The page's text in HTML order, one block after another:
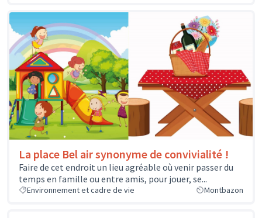
La place Bel air synonyme de convivialité !
Faire de cet endroit un lieu agréable où venir passer du
temps en famille ou entre amis, pour jouer, se...
Environnement et cadre de vie Montbazon